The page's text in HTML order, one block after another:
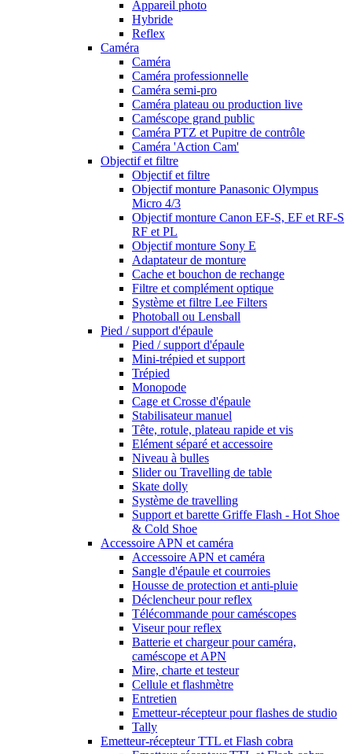
Appareil photo
Hybride
Reflex
Caméra
Caméra
Caméra professionnelle
Caméra semi-pro
Caméra plateau ou production live
Caméscope grand public
Caméra PTZ et Pupitre de contrôle
Caméra 'Action Cam'
Objectif et filtre
Objectif et filtre
Objectif monture Panasonic Olympus
Micro 4/3
Objectif monture Canon EF-S, EF et RF-S
RF et PL
Objectif monture Sony E
Adaptateur de monture
Cache et bouchon de rechange
Filtre et complément optique
Système et filtre Lee Filters
Photoball ou Lensball
Pied / support d'épaule
Pied / support d'épaule
Mini-trépied et support
Trépied
Monopode
Cage et Crosse d'épaule
Stabilisateur manuel
Tête, rotule, plateau rapide et vis
Elément séparé et accessoire
Niveau à bulles
Slider ou Travelling de table
Skate dolly
Système de travelling
Support et barette Griffe Flash - Hot Shoe
& Cold Shoe
Accessoire APN et caméra
Accessoire APN et caméra
Sangle d'épaule et courroies
Housse de protection et anti-pluie
Déclencheur pour reflex
Télécommande pour caméscopes
Viseur pour reflex
Batterie et chargeur pour caméra,
caméscope et APN
Mire, charte et testeur
Cellule et flashmètre
Entretien
Emetteur-récepteur pour flashes de studio
Tally
Emetteur-récepteur TTL et Flash cobra